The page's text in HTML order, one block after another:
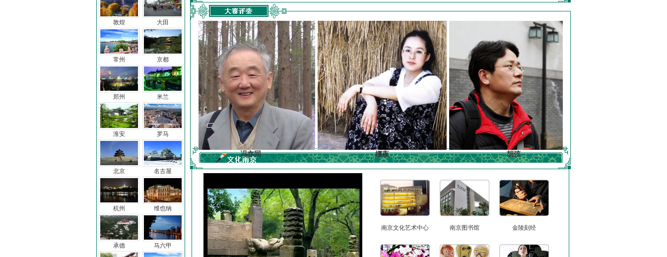
敦煌
常州
郑州
淮安
北京
杭州
承德
大田
京都
米兰
罗马
名古屋
维也纳
马六甲
冯亦同 娜夜 胡弦
南京文化艺术中心 南京图书馆 金陵刻经